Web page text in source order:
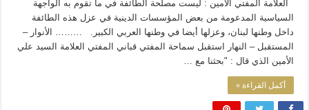
العلاّمة المفتي الامين : ليست مصلحة الطائفة في ما تقوم به الواجهة
السياسية المدعومة من بعض المؤسسات الدينية في عزل هذه الطائفة
داخل وطنها لبنان، وعزلها أيضا في وطنها العربي الكبير. ……… الأنوار –
المستقبل – النهار استقبل سماحة المفتي قباني المفتي العلامة السيد علي
الأمين الذي قال : "بحثنا مع …
أكمل القراءة »